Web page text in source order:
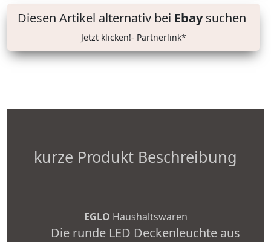
Diesen Artikel alternativ bei Ebaysuchen
Jetzt klicken!- Partnerlink*
kurze Produkt Beschreibung
EGLO Haushaltswaren
Die runde LED Deckenleuchte aus